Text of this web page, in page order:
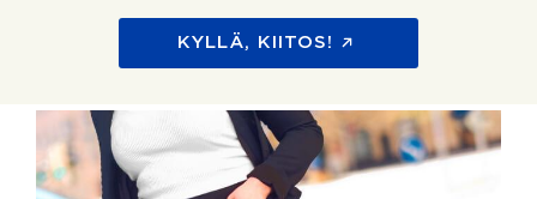
KYLLÄ, KIITOS!